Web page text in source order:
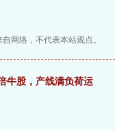
网络，不代表本站观点。
牛股，产线满负荷运